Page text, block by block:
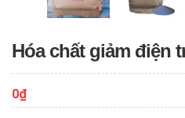
Hóa chất giảm điện
0₫